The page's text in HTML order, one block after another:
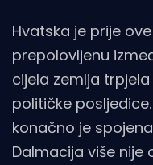
Hvatska je prije
prepolovljenu
cijela zemlja
političke
konačno je
Dalmacija više nije